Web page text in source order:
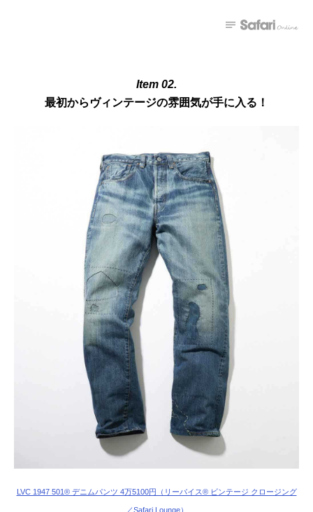
Item 02.
最初からヴィンテージの雰囲気が手に入る！
LVC 1947 501®︎ デニムパンツ 4万5100円（リーバイス® ビンテージ クロージング
／Safari Lounge）